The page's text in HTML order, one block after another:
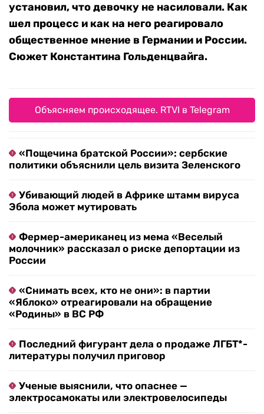
установил, что девочку не насиловали. Как
шел процесс и как на него реагировало
общественное мнение в Германии и России.
Сюжет Константина Гольденцвайга.
Объясняем происходящее. RTVI в Telegram
«Пощечина братской России»: сербские
политики объяснили цель визита Зеленского
Убивающий людей в Африке штамм вируса
Эбола может мутировать
Фермер-американец из мема «Веселый
молочник» рассказал о риске депортации из
России
«Снимать всех, кто не они»: в партии
«Яблоко» отреагировали на обращение
«Родины» в ВС РФ
Последний фигурант дела о продаже ЛГБТ*-
литературы получил приговор
Ученые выяснили, что опаснее —
электросамокаты или электровелосипеды